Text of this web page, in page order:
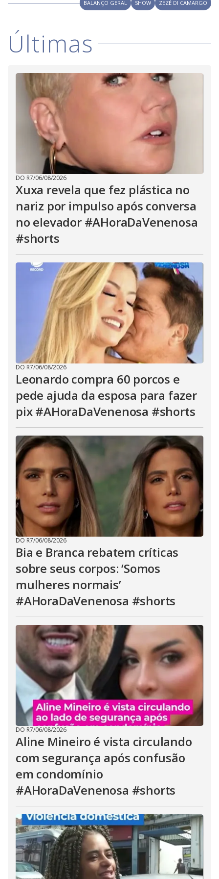
V
i
d
e
d BALANÇO GERAL SHOW ZEZÉ DI CAMARGO
Últimas
DO R7/06/08/2026
Xuxa revela que fez plástica no
nariz por impulso após conversa
no elevador #AHoraDaVenenosa
#shorts
DO R7/06/08/2026
Leonardo compra 60 porcos e
pede ajuda da esposa para fazer
pix #AHoraDaVenenosa #shorts
DO R7/06/08/2026
Bia e Branca rebatem críticas
sobre seus corpos: ‘Somos
mulheres normais’
#AHoraDaVenenosa #shorts
DO R7/06/08/2026
Aline Mineiro é vista circulando
com segurança após confusão
em condomínio
#AHoraDaVenenosa #shorts